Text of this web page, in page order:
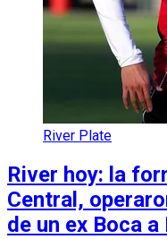
River Plate
River hoy: la
Central,
de un ex Boca a